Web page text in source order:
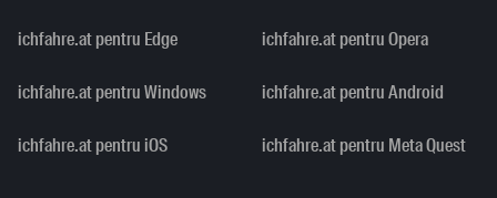
ichfahre.at pentru Edge ichfahre.at pentru Opera
ichfahre.at pentru Windows ichfahre.at pentru Android
ichfahre.at pentru iOS ichfahre.at pentru Meta Quest